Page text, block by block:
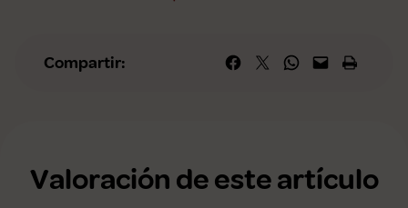
Compartir: Compartir en Facebook
Compartir en X Compartir en WhatsApp
Envía esta página por correo
Imprime esta
Valoración de este artículo